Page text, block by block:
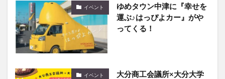
イベント
ゆめタウン中津に『幸せを
運ぶ♪はっぴよカー』がや
ってくる！
イベント
大分商工会議所×大分大学